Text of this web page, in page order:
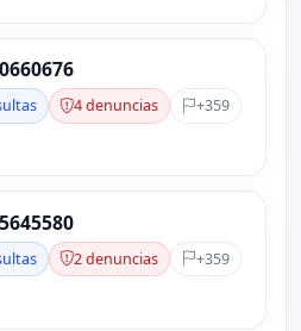
4 denuncias
+359
2 denuncias
+359